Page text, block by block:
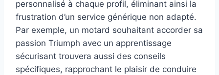
personnalisé à chaque profil, éliminant ainsi la
frustration d’un service générique non adapté.
Par exemple, un motard souhaitant accorder sa
passion Triumph avec un apprentissage
sécurisant trouvera aussi des conseils
spécifiques, rapprochant le plaisir de conduire